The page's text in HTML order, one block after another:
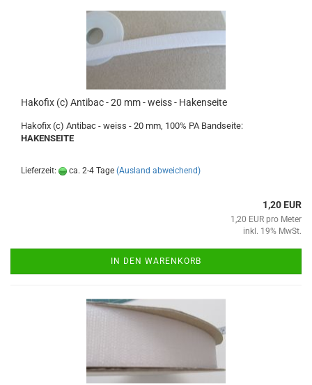
Hakofix (c) Antibac - 20 mm - weiss - Hakenseite
Hakofix (c) Antibac - weiss - 20 mm, 100% PA Bandseite:
HAKENSEITE
Lieferzeit: ca. 2-4 Tage (Ausland abweichend)
1,20 EUR
1,20 EUR pro Meter
inkl. 19% MwSt.
IN DEN WARENKORB